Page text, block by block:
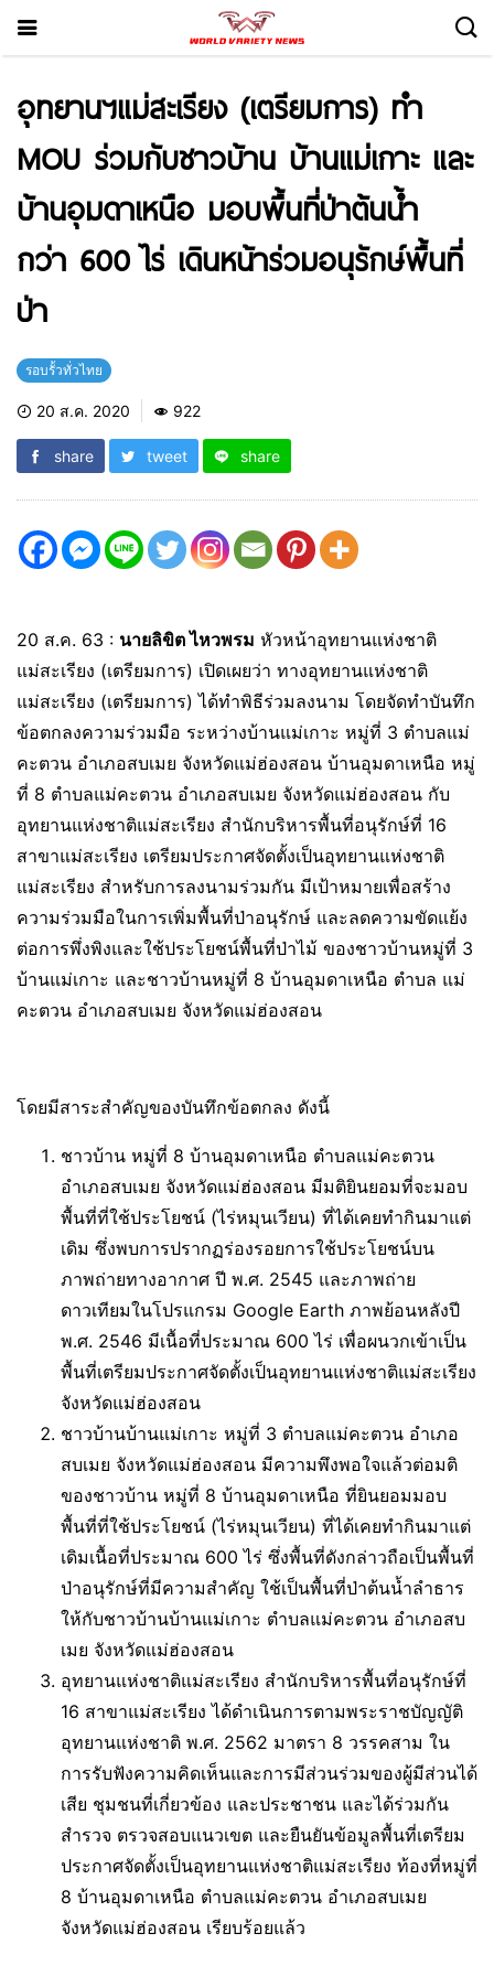
อุทยานฯแม่สะเรียง (เตรียมการ) ทำ
MOU ร่วมกับชาวบ้าน บ้านแม่เกาะ และ
บ้านอุมดาเหนือ มอบพื้นที่ป่าต้นน้ำ
กว่า 600 ไร่ เดินหน้าร่วมอนุรักษ์พื้นที่
ป่า
รอบรั้วทั่วไทย
20 ส.ค. 2020 922
share tweet share
20 ส.ค. 63 : นายลิขิต ไหวพรม หัวหน้าอุทยานแห่งชาติ
แม่สะเรียง (เตรียมการ) เปิดเผยว่า ทางอุทยานแห่งชาติ
แม่สะเรียง (เตรียมการ) ได้ทำพิธีร่วมลงนาม โดยจัดทำบันทึก
ข้อตกลงความร่วมมือ ระหว่างบ้านแม่เกาะ หมู่ที่ 3 ตำบลแม่
คะตวน อำเภอสบเมย จังหวัดแม่ฮ่องสอน บ้านอุมดาเหนือ หมู่
ที่ 8 ตำบลแม่คะตวน อำเภอสบเมย จังหวัดแม่ฮ่องสอน กับ
อุทยานแห่งชาติแม่สะเรียง สำนักบริหารพื้นที่อนุรักษ์ที่ 16
สาขาแม่สะเรียง เตรียมประกาศจัดตั้งเป็นอุทยานแห่งชาติ
แม่สะเรียง สำหรับการลงนามร่วมกัน มีเป้าหมายเพื่อสร้าง
ความร่วมมือในการเพิ่มพื้นที่ป่าอนุรักษ์ และลดความขัดแย้ง
ต่อการพึ่งพิงและใช้ประโยชน์พื้นที่ป่าไม้ ของชาวบ้านหมู่ที่ 3
บ้านแม่เกาะ และชาวบ้านหมู่ที่ 8 บ้านอุมดาเหนือ ตำบล แม่
คะตวน อำเภอสบเมย จังหวัดแม่ฮ่องสอน
โดยมีสาระสำคัญของบันทึกข้อตกลง ดังนี้
ชาวบ้าน หมู่ที่ 8 บ้านอุมดาเหนือ ตำบลแม่คะตวน
อำเภอสบเมย จังหวัดแม่ฮ่องสอน มีมติยินยอมที่จะมอบ
พื้นที่ที่ใช้ประโยชน์ (ไร่หมุนเวียน) ที่ได้เคยทำกินมาแต่
เดิม ซึ่งพบการปรากฏร่องรอยการใช้ประโยชน์บน
ภาพถ่ายทางอากาศ ปี พ.ศ. 2545 และภาพถ่าย
ดาวเทียมในโปรแกรม Google Earth ภาพย้อนหลังปี
พ.ศ. 2546 มีเนื้อที่ประมาณ 600 ไร่ เพื่อผนวกเข้าเป็น
พื้นที่เตรียมประกาศจัดตั้งเป็นอุทยานแห่งชาติแม่สะเรียง
จังหวัดแม่ฮ่องสอน
ชาวบ้านบ้านแม่เกาะ หมู่ที่ 3 ตำบลแม่คะตวน อำเภอ
สบเมย จังหวัดแม่ฮ่องสอน มีความพึงพอใจแล้วต่อมติ
ของชาวบ้าน หมู่ที่ 8 บ้านอุมดาเหนือ ที่ยินยอมมอบ
พื้นที่ที่ใช้ประโยชน์ (ไร่หมุนเวียน) ที่ได้เคยทำกินมาแต่
เดิมเนื้อที่ประมาณ 600 ไร่ ซึ่งพื้นที่ดังกล่าวถือเป็นพื้นที่
ป่าอนุรักษ์ที่มีความสำคัญ ใช้เป็นพื้นที่ป่าต้นน้ำลำธาร
ให้กับชาวบ้านบ้านแม่เกาะ ตำบลแม่คะตวน อำเภอสบ
เมย จังหวัดแม่ฮ่องสอน
อุทยานแห่งชาติแม่สะเรียง สำนักบริหารพื้นที่อนุรักษ์ที่
16 สาขาแม่สะเรียง ได้ดำเนินการตามพระราชบัญญัติ
อุทยานแห่งชาติ พ.ศ. 2562 มาตรา 8 วรรคสาม ใน
การรับฟังความคิดเห็นและการมีส่วนร่วมของผู้มีส่วนได้
เสีย ชุมชนที่เกี่ยวข้อง และประชาชน และได้ร่วมกัน
สำรวจ ตรวจสอบแนวเขต และยืนยันข้อมูลพื้นที่เตรียม
ประกาศจัดตั้งเป็นอุทยานแห่งชาติแม่สะเรียง ท้องที่หมู่ที่
8 บ้านอุมดาเหนือ ตำบลแม่คะตวน อำเภอสบเมย
จังหวัดแม่ฮ่องสอน เรียบร้อยแล้ว